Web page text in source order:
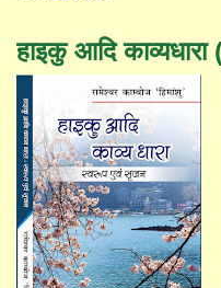
हाइकु आदि काव्यधारा